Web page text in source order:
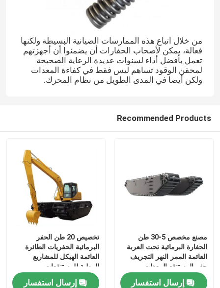
فيديوهات
جولة في المصنع
مراقبة الجودة
من خلال اتباع هذه الممارسات الصيانية البسيطة ولكنها
فعالة، يمكن لأصحاب الحفارات أن يضمنوا أن أجهزتهم
تعمل بأفضل أداء لسنوات عديدة.الرعاية الصحيحة
لمحقن الوقود تساهم ليس فقط في كفاءة المعدات
ولكن أيضا في المدى الطويل من نظام المحرك.
Recommended Products
مصنع مخصص 5-30 طن
الحفارة البرمائية تحت العربة
العائمة الممر النهر التجريف
حفر المستنقع المعدات
إرسال استفسار
تخصيص 20 طن الحفر
البرمائية الحفريات الطائرة
العائمة الهيكل للمشاريع
الرطبة للمستنقعات
إرسال استفسار